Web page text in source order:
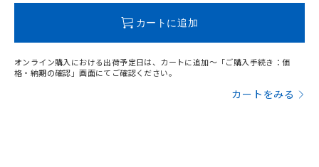
カートに追加
オンライン購入における出荷予定日は、カートに追加～「ご購入手続き：価
格・納期の確認」画面にてご確認ください。
カートをみる